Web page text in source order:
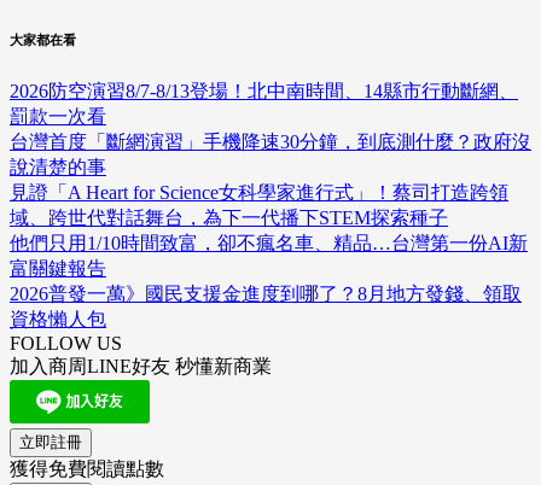
大家都在看
2026防空演習8/7-8/13登場！北中南時間、14縣市行動斷網、
罰款一次看
台灣首度「斷網演習」手機降速30分鐘，到底測什麼？政府沒
說清楚的事
見證「A Heart for Science女科學家進行式」！蔡司打造跨領
域、跨世代對話舞台，為下一代播下STEM探索種子
他們只用1/10時間致富，卻不瘋名車、精品…台灣第一份AI新
富關鍵報告
2026普發一萬》國民支援金進度到哪了？8月地方發錢、領取
資格懶人包
FOLLOW US
加入商周LINE好友 秒懂新商業
立即註冊
獲得免費閱讀點數